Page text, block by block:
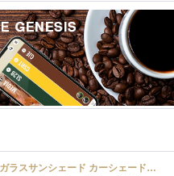
マツダ3フロントガラスサンシェード カーシェード 車用 フロントウィンドウさんしえーど 遮光 断熱 カスタムパーツ 車種専用設計 折り畳み式 取付簡単 収納袋付き